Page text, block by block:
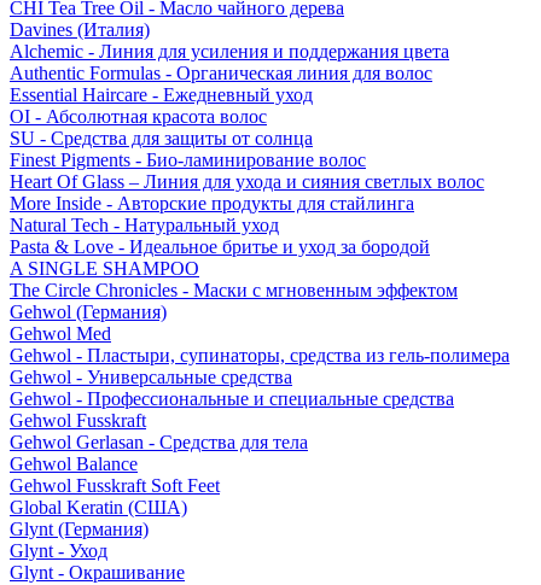
CHI Tea Tree Oil - Масло чайного дерева
Davines (Италия)
Alchemic - Линия для усиления и поддержания цвета
Authentic Formulas - Органическая линия для волос
Essential Haircare - Eжедневный уход
OI - Абсолютная красота волос
SU - Средства для защиты от солнца
Finest Pigments - Био-ламинирование волос
Heart Of Glass – Линия для ухода и сияния светлых волос
More Inside - Авторские продукты для стайлинга
Natural Tech - Натуральный уход
Pasta & Love - Идеальное бритье и уход за бородой
A SINGLE SHAMPOO
The Circle Chronicles - Маски с мгновенным эффектом
Gehwol (Германия)
Gehwol Med
Gehwol - Пластыри, супинаторы, средства из гель-полимера
Gehwol - Универсальные средства
Gehwol - Профессиональные и специальные средства
Gehwol Fusskraft
Gehwol Gerlasan - Средства для тела
Gehwol Balance
Gehwol Fusskraft Soft Feet
Global Keratin (США)
Glynt (Германия)
Glynt - Уход
Glynt - Окрашивание